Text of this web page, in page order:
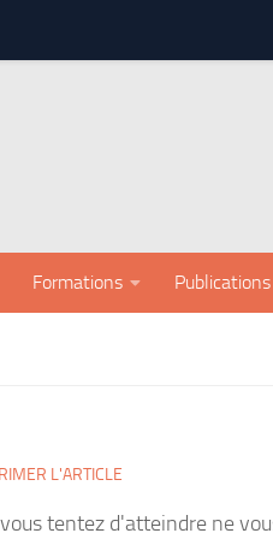
Formations Publications
L'ARTICLE
tentez d'atteindre ne